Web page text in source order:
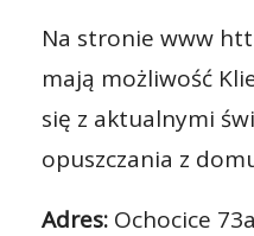
Na stronie www
mają możliwość
się z aktualnymi
opuszczania z
Adres: Ochocice